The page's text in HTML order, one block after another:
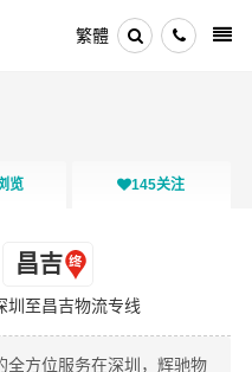
繁體
览 145关注
昌吉
圳至昌吉物流专线
全方位服务在深圳，辉驰物